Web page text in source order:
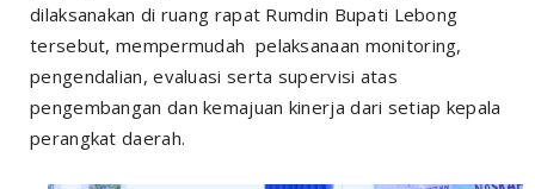
dilaksanakan di ruang rapat Rumdin Bupati Lebong
tersebut, mempermudah pelaksanaan monitoring,
pengendalian, evaluasi serta supervisi atas
pengembangan dan kemajuan kinerja dari setiap kepala
perangkat daerah.